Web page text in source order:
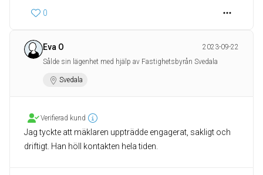
0
Eva O
2023-09-22
Sålde sin lägenhet med hjälp av Fastighetsbyrån Svedala
Svedala
Verifierad kund
Jag tyckte att mäklaren uppträdde engagerat, sakligt och
driftigt. Han höll kontakten hela tiden.